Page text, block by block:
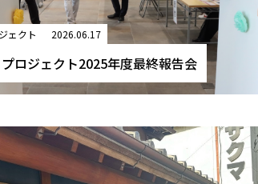
ェクト 2026.06.17
ロジェクト2025年度最終報告会